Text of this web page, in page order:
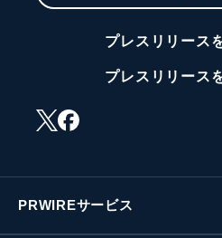
プレスリリース
プレスリリース
PRWIREサービス